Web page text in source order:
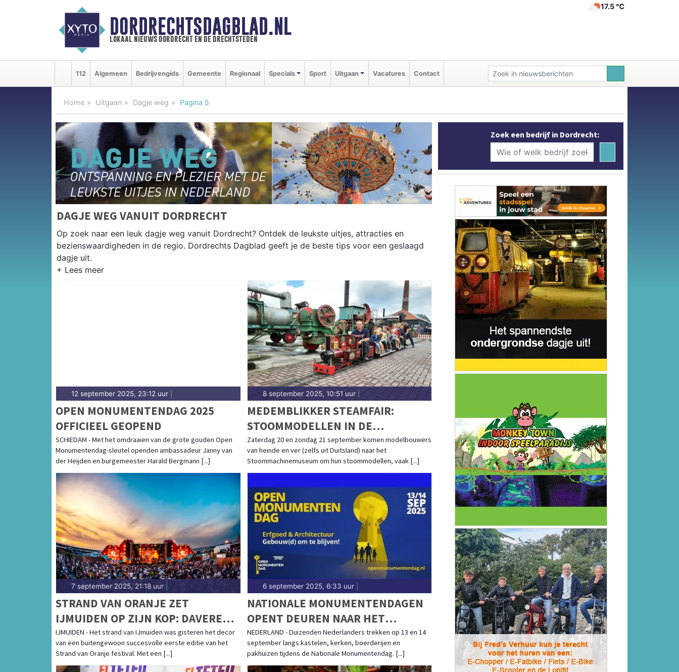
DORDRECHTSDAGBLAD.NL
lokaal nieuws dordrecht en de drechtsteden
17.5 ℃
112 Algemeen Bedrijvengids Gemeente Regionaal Specials Sport Uitgaan Vacatures Contact
Home Uitgaan Dagje weg Pagina 5
DAGJE WEG VANUIT DORDRECHT
Op zoek naar een leuk dagje weg vanuit Dordrecht? Ontdek de leukste uitjes, attracties en
bezienswaardigheden in de regio. Dordrechts Dagblad geeft je de beste tips voor een geslaagd
dagje uit.
12 september 2025, 23:12 uur
OPEN MONUMENTENDAG 2025
OFFICIEEL GEOPEND
SCHIEDAM - Met het omdraaien van de grote gouden Open
Monumentendag-sleutel openden ambassadeur Janny van
der Heijden en burgemeester Harald Bergmann [...]
8 september 2025, 10:51 uur|
MEDEMBLIKKER STEAMFAIR:
STOOMMODELLEN IN DE
SPOTLIGHTS
Zaterdag 20 en zondag 21 september komen modelbouwers
van heinde en ver (zelfs uit Duitsland) naar het
Stoommachinemuseum om hun stoommodellen, vaak [...]
7 september 2025, 21:18 uur
STRAND VAN ORANJE ZET
IJMUIDEN OP ZIJN KOP: DAVEREND
SUCCES OP HET STRAND SMAAKT
NAAR MEER, EDITIE 2026
AANGEKONDIGD
IJMUIDEN - Het strand van IJmuiden was gisteren het decor
van een buitengewoon succesvolle eerste editie van het
Strand van Oranje festival. Met een [...]
6 september 2025, 6:33 uur|
NATIONALE MONUMENTENDAGEN
OPENT DEUREN NAAR HET
VERLEDEN
NEDERLAND - Duizenden Nederlanders trekken op 13 en 14
september langs kastelen, kerken, boerderijen en
pakhuizen tijdens de Nationale Monumentendag. [...]
Zoek een bedrijf in Dordrecht: